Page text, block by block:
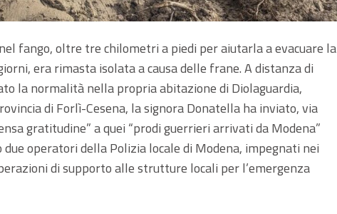
fango, oltre tre chilometri a piedi per aiutarla a evacuare la
era rimasta isolata a causa delle frane. A distanza di
la normalità nella propria abitazione di Diolaguardia,
di Forlì-Cesena, la signora Donatella ha inviato, via
gratitudine” a quei “prodi guerrieri arrivati da Modena”
operatori della Polizia locale di Modena, impegnati nei
di supporto alle strutture locali per l’emergenza